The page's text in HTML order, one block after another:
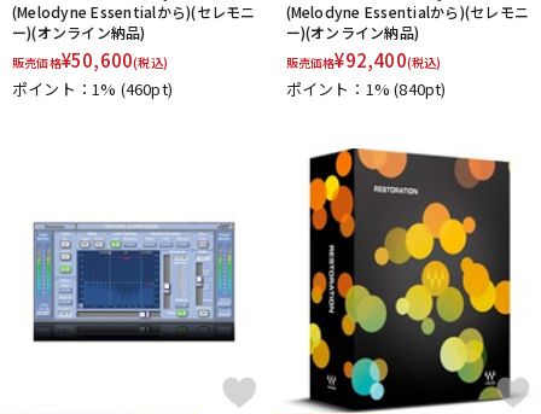
(Melodyne Essentialから)(セレモニ
ー)(オンライン納品)
販売価格¥50,600(税込)
ポイント：1% (460pt)
(Melodyne Essentialから)(セレモニ
ー)(オンライン納品)
販売価格¥92,400(税込)
ポイント：1%(840pt)